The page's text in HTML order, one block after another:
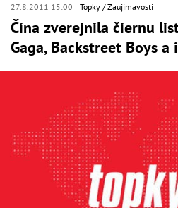
27.8.2011 15:00 Topky Zaujímavosti
Čína zverejnila čiernu
Gaga, Backstreet Boys a